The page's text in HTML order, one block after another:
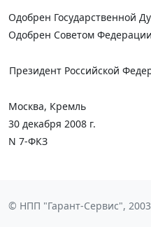
Одобрен Государственной
Одобрен Советом
Президент Российской
Москва, Кремль
30 декабря 2008 г.
N 7-ФКЗ
© НПП "Гарант-Сервис",